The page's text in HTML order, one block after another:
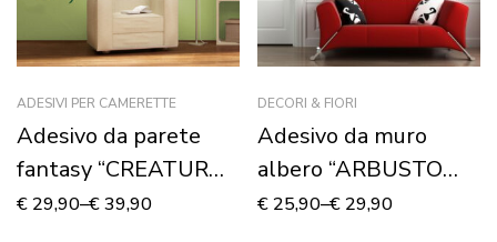
ADESIVI PER CAMERETTE
Adesivo da parete
fantasy “CREATURA
MITICA” – Adesivo
€ 29,90–€39,90
DECORI & FIORI
Adesivo da muro
albero “ARBUSTO
FIORITO”
€ 25,90–€ 29,90